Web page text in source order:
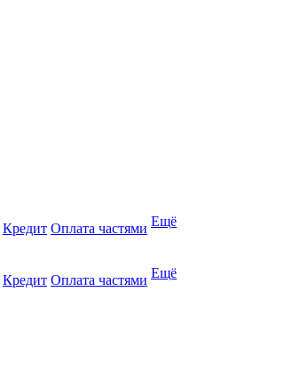
Кредит Оплата частями Ещё
Кредит Оплата частями Ещё